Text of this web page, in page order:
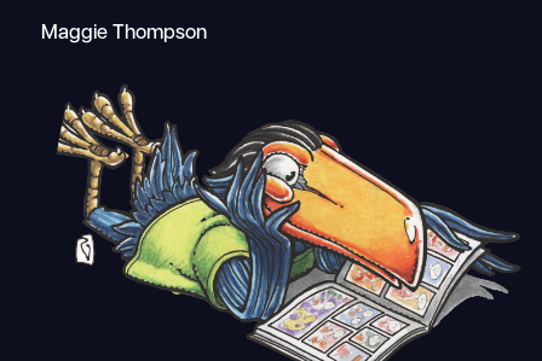
Maggie Thompson